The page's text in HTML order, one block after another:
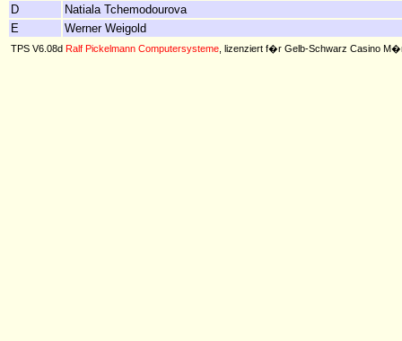
D
Natiala Tchemodourova
E
Werner Weigold
TPS V6.08d Ralf Pickelmann Computersysteme , lizenziert f�r Gelb-Schwarz Casino